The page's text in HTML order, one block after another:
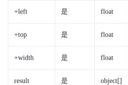
+left 是 float
+top 是 float
+width 是 float
result 是 object[]